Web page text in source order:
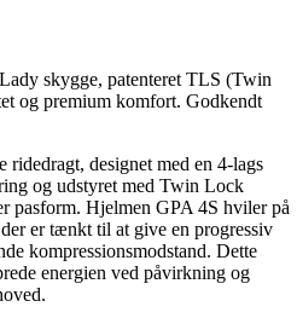
skygge, patenteret TLS (Twin
og premium komfort. Godkendt
ridedragt, designet med en 4-lags
og udstyret med Twin Lock
pasform. Hjelmen GPA 4S hviler på
er tænkt til at give en progressiv
kompressionsmodstand. Dette
energien ved påvirkning og